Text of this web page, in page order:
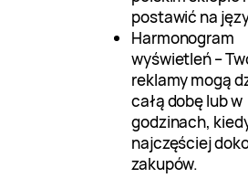
postawić na
Harmonogram
wyświetleń –
reklamy mogą
całą dobę lub w
godzinach,
najczęściej
zakupów.